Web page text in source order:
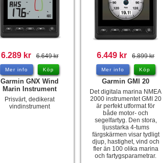
6.289 kr 6.649 kr
Mer info Köp
Garmin GNX Wind
Marin Instrument
Prisvärt, dedikerat
vindinstrument
6.449 kr 6.899 kr
Mer info Köp
Garmin GMI 20
Det digitala marina NMEA
2000 instrumentet GMI 20
är perfekt utformat för
både motor- och
segelfartyg. Den stora,
ljusstarka 4-tums
färgskärmen visar tydligt
djup, hastighet, vind och
fler än 100 olika marina
och fartygsparametrar.